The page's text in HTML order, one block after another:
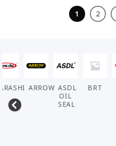
1 2
ARROW ASDL
OIL
SEAL
BRT